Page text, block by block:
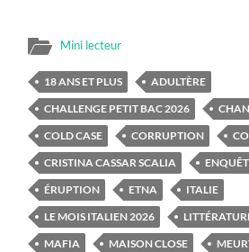
Mini lecteur
18 ANS ET PLUS
ADULTÈRE
CHALLENGE PETIT BAC 2026
COLD CASE
CORRUPTION
CRISTINA CASSAR SCALIA
ÉRUPTION
ETNA
ITALIE
LE MOIS ITALIEN 2026
MAFIA
MAISON CLOSE